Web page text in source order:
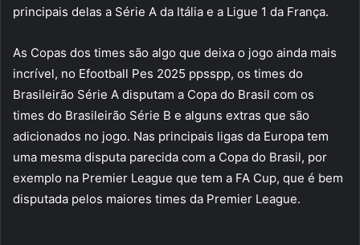
principais delas a Série A da Itália e a Ligue 1 da França.
As Copas dos times são algo que deixa o jogo ainda mais
incrível, no Efootball Pes 2025 ppsspp, os times do
Brasileirão Série A disputam a Copa do Brasil com os
times do Brasileirão Série B e alguns extras que são
adicionados no jogo. Nas principais ligas da Europa tem
uma mesma disputa parecida com a Copa do Brasil, por
exemplo na Premier League que tem a FA Cup, que é bem
disputada pelos maiores times da Premier League.